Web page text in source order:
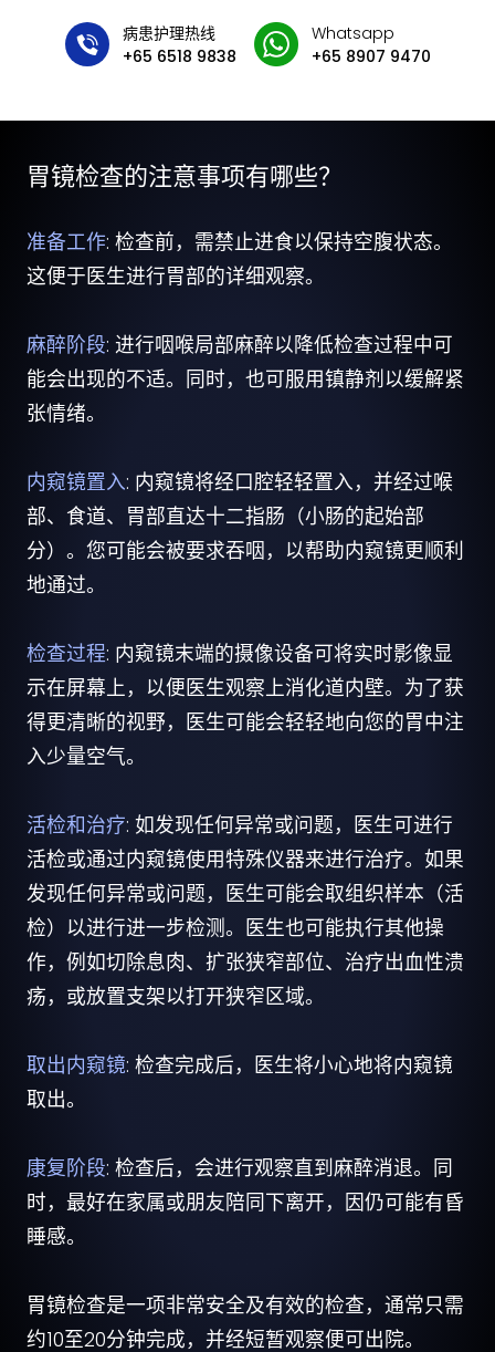
病患护理热线
+65 6518 9838
Whatsapp
+65 8907 9470
胃镜检查的注意事项有哪些？
准备工作: 检查前，需禁止进食以保持空腹状态。
这便于医生进行胃部的详细观察。
麻醉阶段: 进行咽喉局部麻醉以降低检查过程中可
能会出现的不适。同时，也可服用镇静剂以缓解紧
张情绪。
内窥镜置入: 内窥镜将经口腔轻轻置入，并经过喉
部、食道、胃部直达十二指肠（小肠的起始部
分）。您可能会被要求吞咽，以帮助内窥镜更顺利
地通过。
检查过程: 内窥镜末端的摄像设备可将实时影像显
示在屏幕上，以便医生观察上消化道内壁。为了获
得更清晰的视野，医生可能会轻轻地向您的胃中注
入少量空气。
活检和治疗: 如发现任何异常或问题，医生可进行
活检或通过内窥镜使用特殊仪器来进行治疗。如果
发现任何异常或问题，医生可能会取组织样本（活
检）以进行进一步检测。医生也可能执行其他操
作，例如切除息肉、扩张狭窄部位、治疗出血性溃
疡，或放置支架以打开狭窄区域。
取出内窥镜: 检查完成后，医生将小心地将内窥镜
取出。
康复阶段: 检查后，会进行观察直到麻醉消退。同
时，最好在家属或朋友陪同下离开，因仍可能有昏
睡感。
胃镜检查是一项非常安全及有效的检查，通常只需
约10至20分钟完成，并经短暂观察便可出院。